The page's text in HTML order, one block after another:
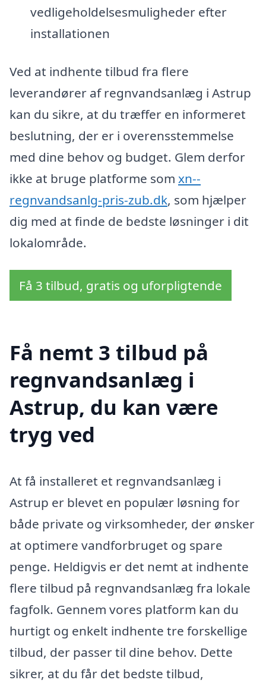
vedligeholdelsesmuligheder efter
installationen
Ved at indhente tilbud fra flere
leverandører af regnvandsanlæg i Astrup
kan du sikre, at du træffer en informeret
beslutning, der er i overensstemmelse
med dine behov og budget. Glem derfor
ikke at bruge platforme som xn--
regnvandsanlg-pris-zub.dk, som hjælper
dig med at finde de bedste løsninger i dit
lokalområde.
Få 3 tilbud, gratis og uforpligtende
Få nemt 3 tilbud på
regnvandsanlæg i
Astrup, du kan være
tryg ved
At få installeret et regnvandsanlæg i
Astrup er blevet en populær løsning for
både private og virksomheder, der ønsker
at optimere vandforbruget og spare
penge. Heldigvis er det nemt at indhente
flere tilbud på regnvandsanlæg fra lokale
fagfolk. Gennem vores platform kan du
hurtigt og enkelt indhente tre forskellige
tilbud, der passer til dine behov. Dette
sikrer, at du får det bedste tilbud,